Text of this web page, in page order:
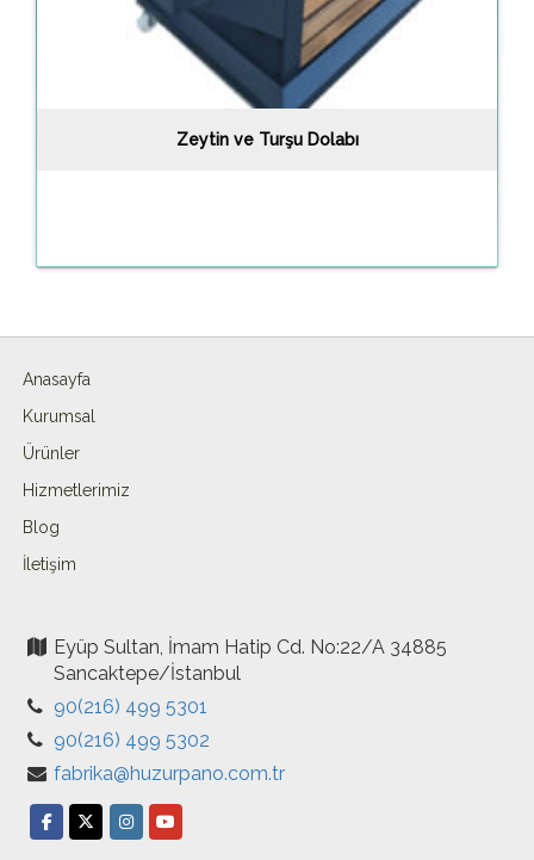
Zeytin ve Turşu Dolabı
Anasayfa
Kurumsal
Ürünler
Hizmetlerimiz
Blog
İletişim
Eyüp Sultan, İmam Hatip Cd. No:22/A 34885
Sancaktepe/İstanbul
90(216) 499 5301
90(216) 499 5302
fabrika@huzurpano.com.tr